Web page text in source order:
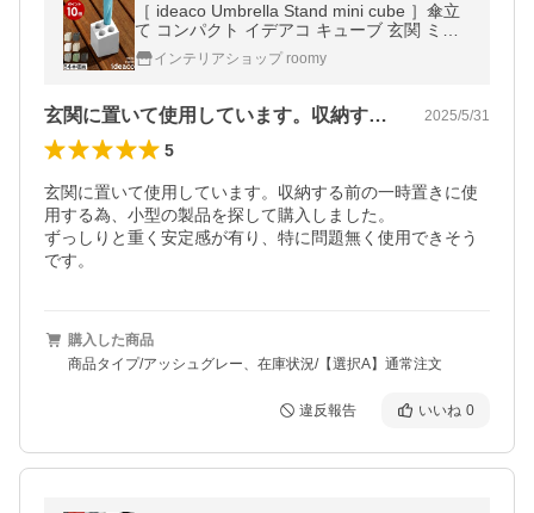
［ ideaco Umbrella Stand mini cube ］傘立
て コンパクト イデアコ キューブ 玄関 ミニ
キューブ かさたて アンブレラスタンド アン
ブレラホルダー 錆びない
インテリアショップ roomy
玄関に置いて使用しています。収納する前… 2025/5/31
5
玄関に置いて使用しています。収納する前の一時置きに使
用する為、小型の製品を探して購入しました。
ずっしりと重く安定感が有り、特に問題無く使用できそう
です。
購入した商品
商品タイプ/アッシュグレー、在庫状況/【選択A】通常注文
違反報告 いいね 0